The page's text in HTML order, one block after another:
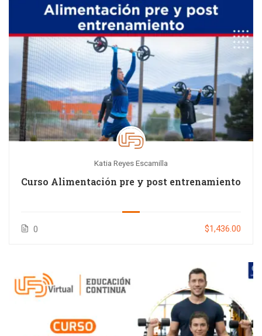
Katia Reyes Escamilla
Curso Alimentación pre y post entrenamiento
0 $1,436.00